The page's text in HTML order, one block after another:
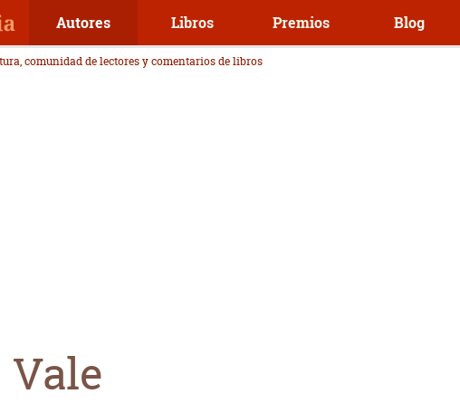
Autores Libros Premios Blog
comunidad de lectores y comentarios de libros
Vale